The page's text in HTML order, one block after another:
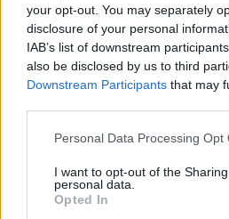
your opt-out. You may separately
disclosure of your personal
IAB’s list of downstream
also be disclosed by us to third
Downstream Participants that may
Please note that this website/app
not limited to your visit or usage
grant or deny consent to Google
use your data for below specified
Personal Data Processing Opt
I want to opt-out of the
personal data.
Opted In
Kapcsolódó cikkek